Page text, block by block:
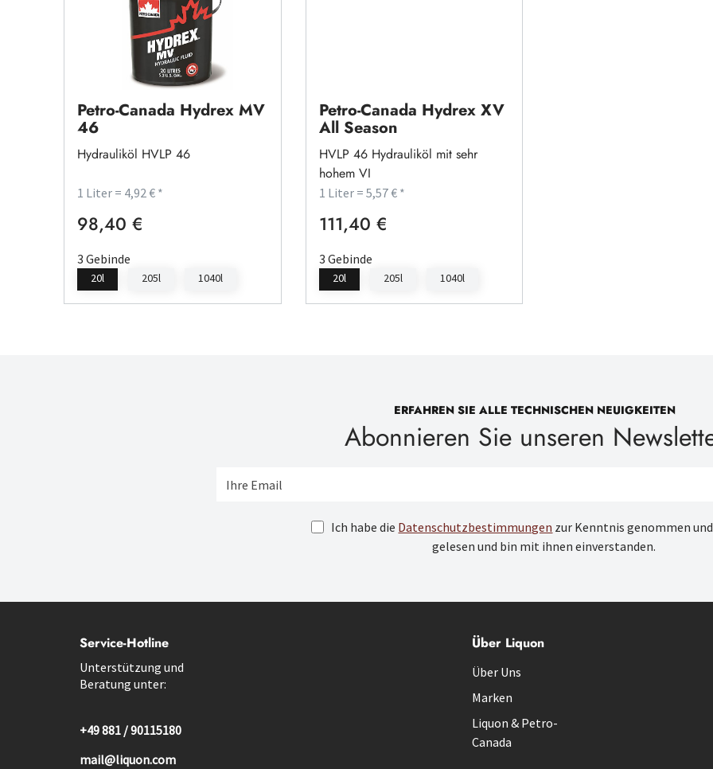
Petro-Canada Hydrex MV
46
Hydrauliköl HVLP 46
1 Liter = 4,92 € *
Regulärer Preis:
98,40 €
3 Gebinde
20l 205l 1040l
Petro-Canada Hydrex XV
All Season
HVLP 46 Hydrauliköl mit sehr
hohem VI
1 Liter = 5,57 € *
Regulärer Preis:
111,40 €
3 Gebinde
20l 205l 1040l
ERFAHREN SIE ALLE TECHNISCHEN NEUIGKEITEN
Abonnieren Sie unseren
Ich habe die Datenschutzbestimmungen zur Kenntnis genommen
gelesen und bin mit ihnen einverstanden.
Service-Hotline
Unterstützung und
Beratung unter:
+49 881 / 90115180
mail@liquon.com
Über Liquon
Über Uns
Marken
Liquon & Petro-
Canada